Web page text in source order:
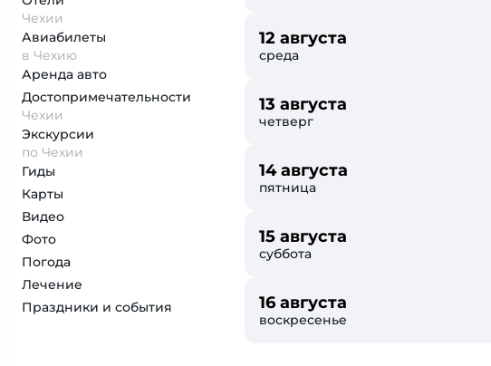
Чехии
Авиабилеты
в Чехию
Аренда авто
Достопримеча­тельности
Чехии
Экскурсии
по Чехии
Гиды
Карты
Видео
Фото
Погода
Лечение
Праздники и события
12 августа
среда
13 августа
четверг
14 августа
пятница
15 августа
суббота
16 августа
воскресенье